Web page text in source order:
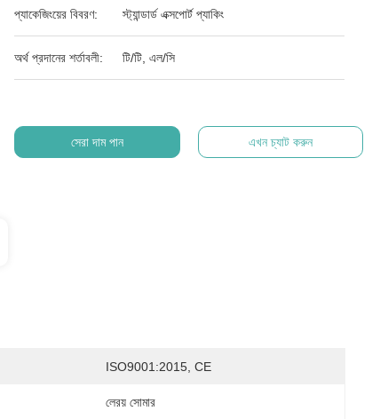
প্যাকেজিংয়ের বিবরণ: স্ট্যান্ডার্ড এক্সপোর্ট প্যাকিং
অর্থ প্রদানের শর্তাবলী: টি/টি, এল/সি
সেরা দাম পান এখন চ্যাট করুন
ISO9001:2015, CE
লেরয় সোমার